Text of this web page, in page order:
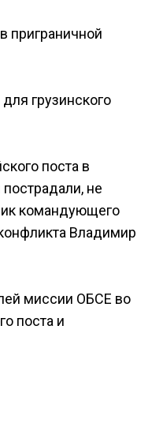
приграничной
грузинского
поста в
не
командующего
Владимир
миссии ОБСЕ во
поста и